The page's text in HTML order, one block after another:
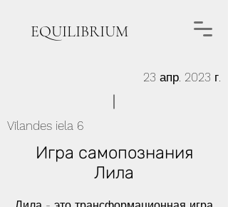
EQUILIBRIUM
23 апр. 2023 г.
Vīlandes iela 6
Игра самопознания
Лила